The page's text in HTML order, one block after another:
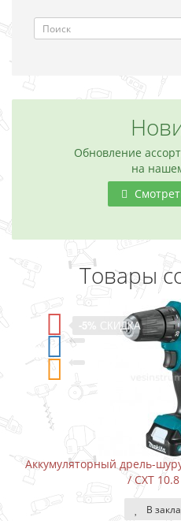
Обновление
на
Товары
СКИДКА
дрель-
/ CXT 10.8 В (2.0
В закладки